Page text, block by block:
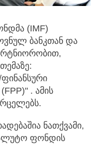
(IMF)
ბანკთან და
. ამის
ნათქვამი,
ფონდის